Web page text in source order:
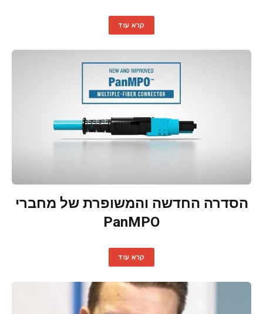
קרא עוד
הסדרה החדשה והמשופרת של מחברי
PanMPO
קרא עוד